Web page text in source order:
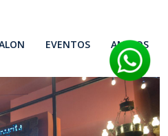
EVENTOS AMIGOS